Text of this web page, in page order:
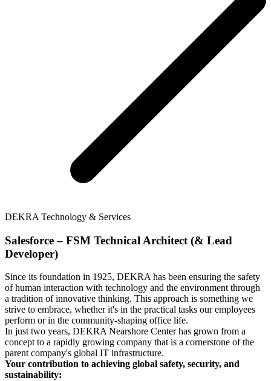
DEKRA Technology & Services
Salesforce – FSM Technical Architect (& Lead
Developer)
Since its foundation in 1925, DEKRA has been ensuring the safety
of human interaction with technology and the environment through
a tradition of innovative thinking. This approach is something we
strive to embrace, whether it's in the practical tasks our employees
perform or in the community-shaping office life.
In just two years, DEKRA Nearshore Center has grown from a
concept to a rapidly growing company that is a cornerstone of the
parent company's global IT infrastructure.
Your contribution to achieving global safety, security, and
sustainability: